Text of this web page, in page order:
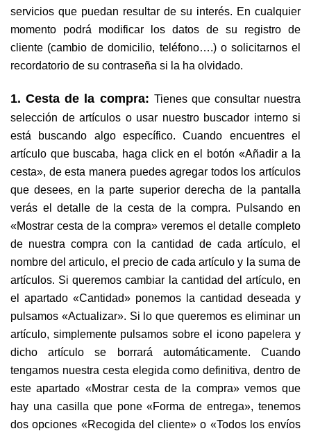
servicios que puedan resultar de su interés. En cualquier
momento podrá modificar los datos de su registro de
cliente (cambio de domicilio, teléfono….) o solicitarnos el
recordatorio de su contraseña si la ha olvidado.
1. Cesta de la compra: Tienes que consultar nuestra
selección de artículos o usar nuestro buscador interno si
está buscando algo específico. Cuando encuentres el
artículo que buscaba, haga click en el botón «Añadir a la
cesta», de esta manera puedes agregar todos los artículos
que desees, en la parte superior derecha de la pantalla
verás el detalle de la cesta de la compra. Pulsando en
«Mostrar cesta de la compra» veremos el detalle completo
de nuestra compra con la cantidad de cada artículo, el
nombre del articulo, el precio de cada artículo y la suma de
artículos. Si queremos cambiar la cantidad del artículo, en
el apartado «Cantidad» ponemos la cantidad deseada y
pulsamos «Actualizar». Si lo que queremos es eliminar un
artículo, simplemente pulsamos sobre el icono papelera y
dicho artículo se borrará automáticamente. Cuando
tengamos nuestra cesta elegida como definitiva, dentro de
este apartado «Mostrar cesta de la compra» vemos que
hay una casilla que pone «Forma de entrega», tenemos
dos opciones «Recogida del cliente» o «Todos los envíos